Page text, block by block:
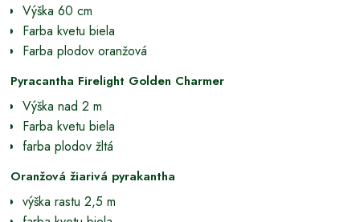
Výška 60 cm
Farba kvetu biela
Farba plodov oranžová
Pyracantha Firelight Golden Charmer
Výška nad 2 m
Farba kvetu biela
farba plodov žltá
Oranžová žiarivá pyrakantha
výška rastu 2,5 m